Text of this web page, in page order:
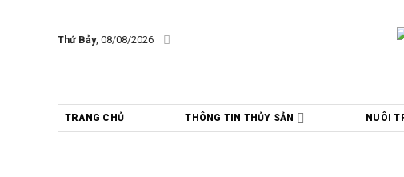
Thứ Bảy, 08/08/2026
TRANG CHỦ THÔNG TIN THỦY SẢN NUÔI